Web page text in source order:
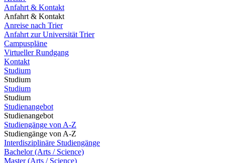
Anfahrt & Kontakt
Anfahrt & Kontakt
Anreise nach Trier
Anfahrt zur Universität Trier
Campuspläne
Virtueller Rundgang
Kontakt
Studium
Studium
Studium
Studium
Studienangebot
Studienangebot
Studiengänge von A-Z
Studiengänge von A-Z
Interdisziplinäre Studiengänge
Bachelor (Arts / Science)
Master (Arts / Science)